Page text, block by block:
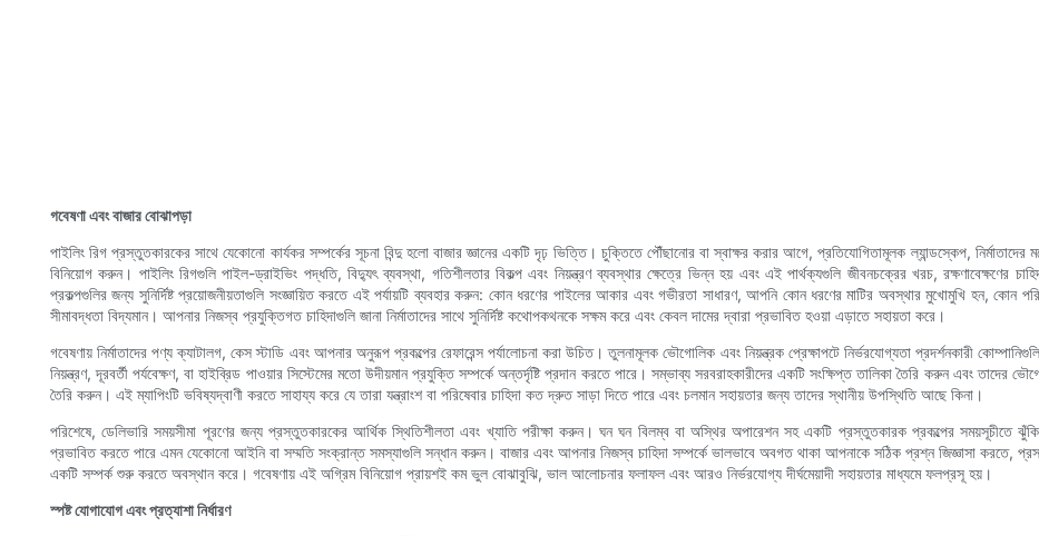
গবেষণা এবং বাজার বোঝাপড়া
পাইলিং রিগ প্রস্তুতকারকের সাথে যেকোনো কার্যকর সম্পর্কের সূচনা বিন্দু হলো বাজার জ্ঞানের একটি দৃঢ় ভিত্তি। চুক্তিতে পৌঁছানোর বা স্বাক্ষর করার আগে, প্রতিযোগিতামূলক ল্যান্ডস্কেপ, নির্মাতাদের
বিনিয়োগ করুন। পাইলিং রিগগুলি পাইল-ড্রাইভিং পদ্ধতি, বিদ্যুৎ ব্যবস্থা, গতিশীলতার বিকল্প এবং নিয়ন্ত্রণ ব্যবস্থার ক্ষেত্রে ভিন্ন হয় এবং এই পার্থক্যগুলি জীবনচক্রের খরচ,
প্রকল্পগুলির জন্য সুনির্দিষ্ট প্রয়োজনীয়তাগুলি সংজ্ঞায়িত করতে এই পর্যায়টি ব্যবহার করুন: কোন ধরণের পাইলের আকার এবং গভীরতা সাধারণ, আপনি কোন ধরণের মাটির অবস্থার মুখোমুখি হন, কোন
সীমাবদ্ধতা বিদ্যমান। আপনার নিজস্ব প্রযুক্তিগত চাহিদাগুলি জানা নির্মাতাদের সাথে সুনির্দিষ্ট কথোপকথনকে সক্ষম করে এবং কেবল দামের দ্বারা প্রভাবিত হওয়া এড়াতে সহায়তা করে।
গবেষণায় নির্মাতাদের পণ্য ক্যাটালগ, কেস স্টাডি এবং আপনার অনুরূপ প্রকল্পের রেফারেন্স পর্যালোচনা করা উচিত। তুলনামূলক ভৌগোলিক এবং নিয়ন্ত্রক প্রেক্ষাপটে নির্ভরযোগ্যতা প্রদর্শনকারী
নিয়ন্ত্রণ, দূরবর্তী পর্যবেক্ষণ, বা হাইব্রিড পাওয়ার সিস্টেমের মতো উদীয়মান প্রযুক্তি সম্পর্কে অন্তর্দৃষ্টি প্রদান করতে পারে। সম্ভাব্য সরবরাহকারীদের একটি সংক্ষিপ্ত তালিকা তৈরি করুন এবং তাদের
তৈরি করুন। এই ম্যাপিংটি ভবিষ্যদ্বাণী করতে সাহায্য করে যে তারা যন্ত্রাংশ বা পরিষেবার চাহিদা কত দ্রুত সাড়া দিতে পারে এবং চলমান সহায়তার জন্য তাদের স্থানীয় উপস্থিতি আছে কিনা।
পরিশেষে, ডেলিভারি সময়সীমা পূরণের জন্য প্রস্তুতকারকের আর্থিক স্থিতিশীলতা এবং খ্যাতি পরীক্ষা করুন। ঘন ঘন বিলম্ব বা অস্থির অপারেশন সহ একটি প্রস্তুতকারক প্রকল্পের সময়সূচীতে ঝুঁকি
প্রভাবিত করতে পারে এমন যেকোনো আইনি বা সম্মতি সংক্রান্ত সমস্যাগুলি সন্ধান করুন। বাজার এবং আপনার নিজস্ব চাহিদা সম্পর্কে ভালভাবে অবগত থাকা আপনাকে সঠিক প্রশ্ন জিজ্ঞাসা করতে,
একটি সম্পর্ক শুরু করতে অবস্থান করে। গবেষণায় এই অগ্রিম বিনিয়োগ প্রায়শই কম ভুল বোঝাবুঝি, ভাল আলোচনার ফলাফল এবং আরও নির্ভরযোগ্য দীর্ঘমেয়াদী সহায়তার মাধ্যমে ফলপ্রসূ হয়।
স্পষ্ট যোগাযোগ এবং প্রত্যাশা নির্ধারণ